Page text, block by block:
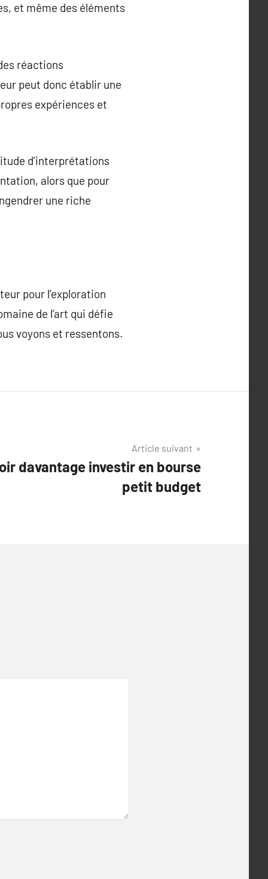
et même des éléments
réactions
peut donc établir une
expériences et
d’interprétations
alors que pour
une riche
pour l’exploration
de l’art qui défie
voyons et ressentons.
Article suivant
davantage investir en bourse
petit budget